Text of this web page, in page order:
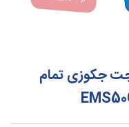
جکوزی تمام